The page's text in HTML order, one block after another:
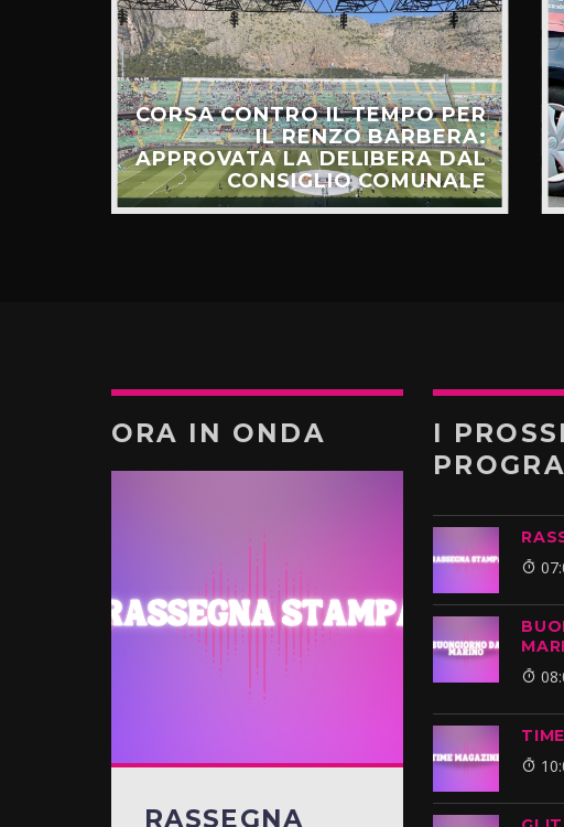
CORSA CONTRO IL TEMPO PER
IL RENZO BARBERA:
APPROVATA LA DELIBERA DAL
CONSIGLIO COMUNALE
ORA IN ONDA
RASSEGNA
I